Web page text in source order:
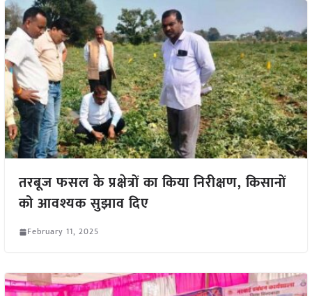
तरबूज फसल के प्रक्षेत्रों का किया निरीक्षण, किसानों
को आवश्यक सुझाव दिए
February 11, 2025